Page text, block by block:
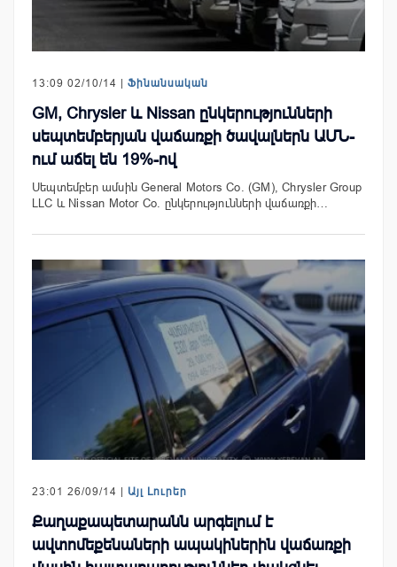
13:09 02/10/14 | Ֆինանսական
GM, Chrysler և Nissan ընկերությունների
սեպտեմբերյան վաճառքի ծավալներն ԱՄՆ-
ում աճել են 19%-ով
Սեպտեմբեր ամսին General Motors Co. (GM), Chrysler Group
LLC և Nissan Motor Co. ընկերությունների վաճառքի…
23:01 26/09/14 | Այլ Լուրեր
Քաղաքապետարանն արգելում է
ավտոմեքենաների ապակիներին վաճառքի